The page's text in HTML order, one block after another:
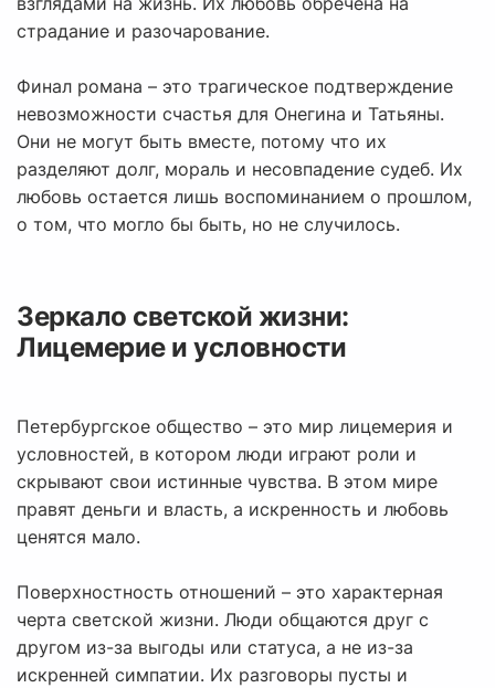
страдание и разочарование.
Финал романа – это трагическое подтверждение
невозможности счастья для Онегина и Татьяны.
Они не могут быть вместе, потому что их
разделяют долг, мораль и несовпадение судеб. Их
любовь остается лишь воспоминанием о прошлом,
о том, что могло бы быть, но не случилось.
Зеркало светской жизни:
Лицемерие и условности
Петербургское общество – это мир лицемерия и
условностей, в котором люди играют роли и
скрывают свои истинные чувства. В этом мире
правят деньги и власть, а искренность и любовь
ценятся мало.
Поверхностность отношений – это характерная
черта светской жизни. Люди общаются друг с
другом из-за выгоды или статуса, а не из-за
искренней симпатии. Их разговоры пусты и